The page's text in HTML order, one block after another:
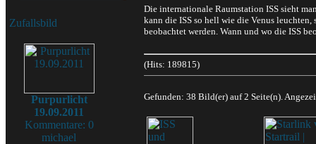
Zufallsbild
Purpurlicht
19.09.2011
Kommentare: 0
michael
Die internationale Raumstation ISS sieht
kann die ISS so hell wie die Venus
beobachtet werden. Wann und wo die ISS
(Hits: 189815)
Gefunden: 38 Bild(er) auf 2 Seite(n).